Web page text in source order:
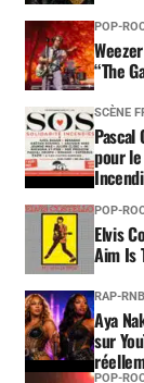
POP-
“The
SCÈNE
Pascal
pour
POP-
Elvis
Aim Is
RAP-RNB
Aya
sur
POP-